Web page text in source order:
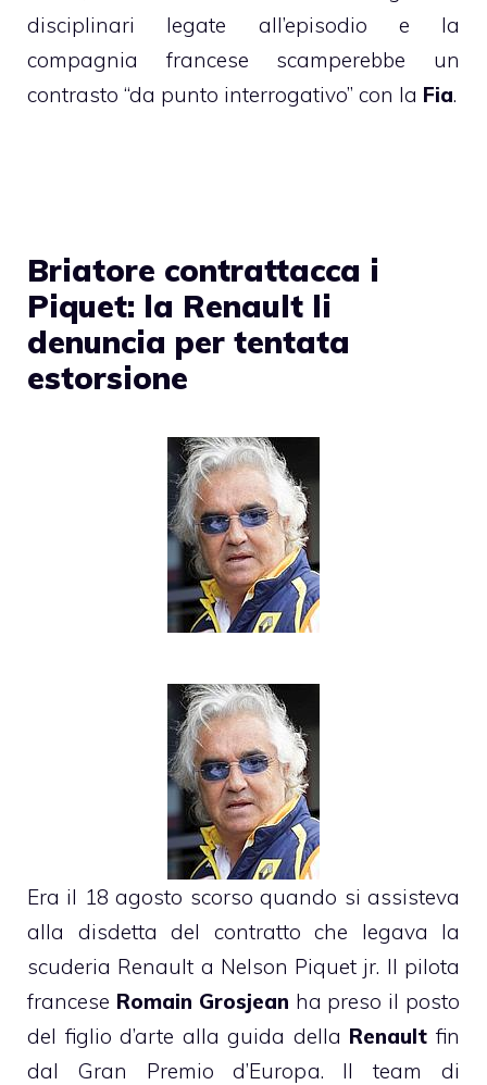
disciplinari legate all’episodio e la
compagnia francese scamperebbe un
contrasto “da punto interrogativo” con la Fia.
Briatore contrattacca i
Piquet: la Renault li
denuncia per tentata
estorsione
Era il 18 agosto scorso quando si assisteva
alla disdetta del contratto che legava la
scuderia Renault a Nelson Piquet jr. Il pilota
francese Romain Grosjean ha preso il posto
del figlio d’arte alla guida della Renaultfin
dal Gran Premio d’Europa. Il team di